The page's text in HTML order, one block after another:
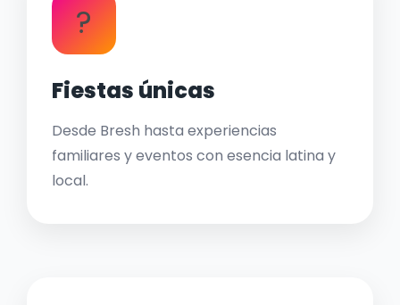
?
Fiestas únicas
Desde Bresh hasta experiencias
familiares y eventos con esencia latina y
local.